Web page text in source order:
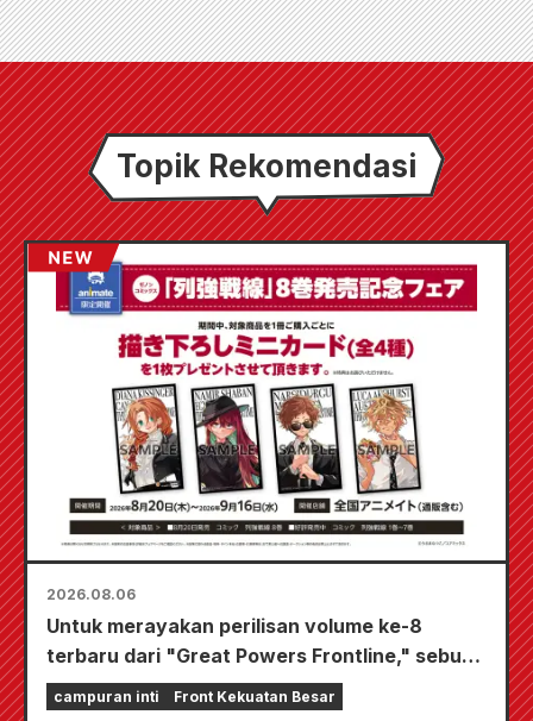
Topik Rekomendasi
2026.08.06
Untuk merayakan perilisan volume ke-8
terbaru dari "Great Powers Frontline," sebuah
acara terbatas akan diadakan di toko-toko
Animate di seluruh negeri mulai 20 Agustus, di
campuran inti Front Kekuatan Besar